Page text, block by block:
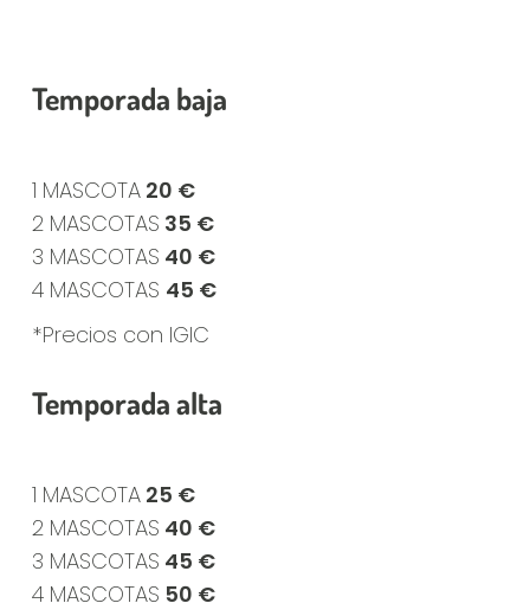
Temporada baja
1 MASCOTA 20 €
2 MASCOTAS 35 €
3 MASCOTAS 40 €
4 MASCOTAS 45 €
*Precios con IGIC
Temporada alta
1 MASCOTA 25 €
2 MASCOTAS 40 €
3 MASCOTAS 45 €
4 MASCOTAS 50 €